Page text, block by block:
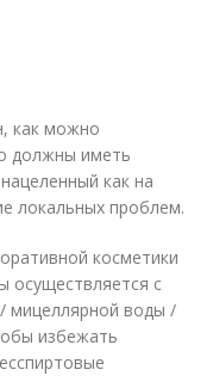
как можно
должны иметь
как на
локальных проблем.
косметики
осуществляется с
мицеллярной воды /
избежать